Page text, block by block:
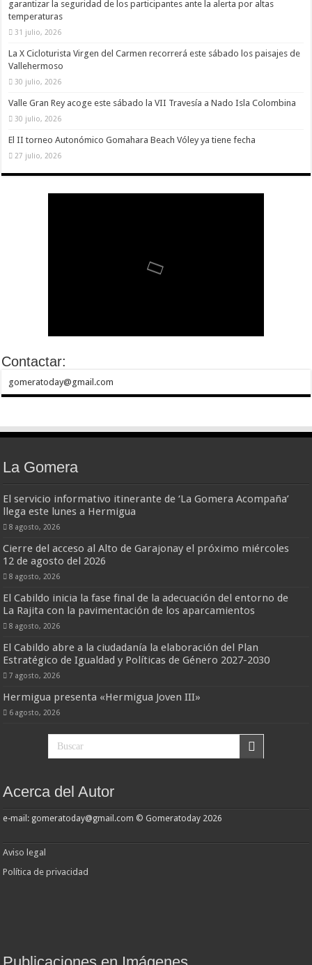
garantizar la seguridad de los participantes ante la alerta por altas
temperaturas
31 julio, 2026
La X Cicloturista Virgen del Carmen recorrerá este sábado los paisajes de
Vallehermoso
30 julio, 2026
Valle Gran Rey acoge este sábado la VII Travesía a Nado Isla Colombina
30 julio, 2026
El II torneo Autonómico Gomahara Beach Vóley ya tiene fecha
27 julio, 2026
Contactar:
gomeratoday@gmail.com
La Gomera
El servicio informativo itinerante de ‘La Gomera Acompaña’
llega este lunes a Hermigua
8 agosto, 2026
Cierre del acceso al Alto de Garajonay el próximo miércoles
12 de agosto del 2026
8 agosto, 2026
El Cabildo inicia la fase final de la adecuación del entorno de
La Rajita con la pavimentación de los aparcamientos
8 agosto, 2026
El Cabildo abre a la ciudadanía la elaboración del Plan
Estratégico de Igualdad y Políticas de Género 2027-2030
7 agosto, 2026
Hermigua presenta «Hermigua Joven III»
6 agosto, 2026
Acerca del Autor
e-mail: gomeratoday@gmail.com © Gomeratoday 2026
Aviso legal
Política de privacidad